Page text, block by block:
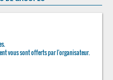
vous sont offerts par l'organisateur.